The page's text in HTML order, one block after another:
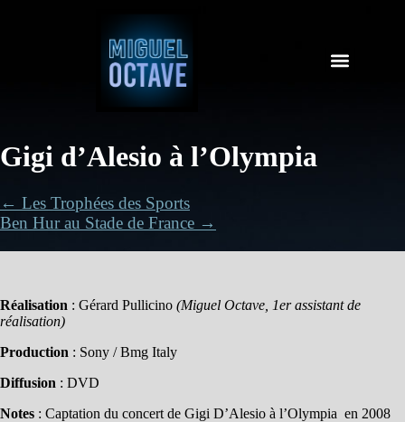
Gigi d’Alesio à l’Olympia
← Les Trophées des Sports
Ben Hur au Stade de France →
Réalisation : Gérard Pullicino (Miguel Octave, 1er assistant de
réalisation)
Production : Sony / Bmg Italy
Diffusion : DVD
Notes : Captation du concert de Gigi D’Alesio à l’Olympia en 2008